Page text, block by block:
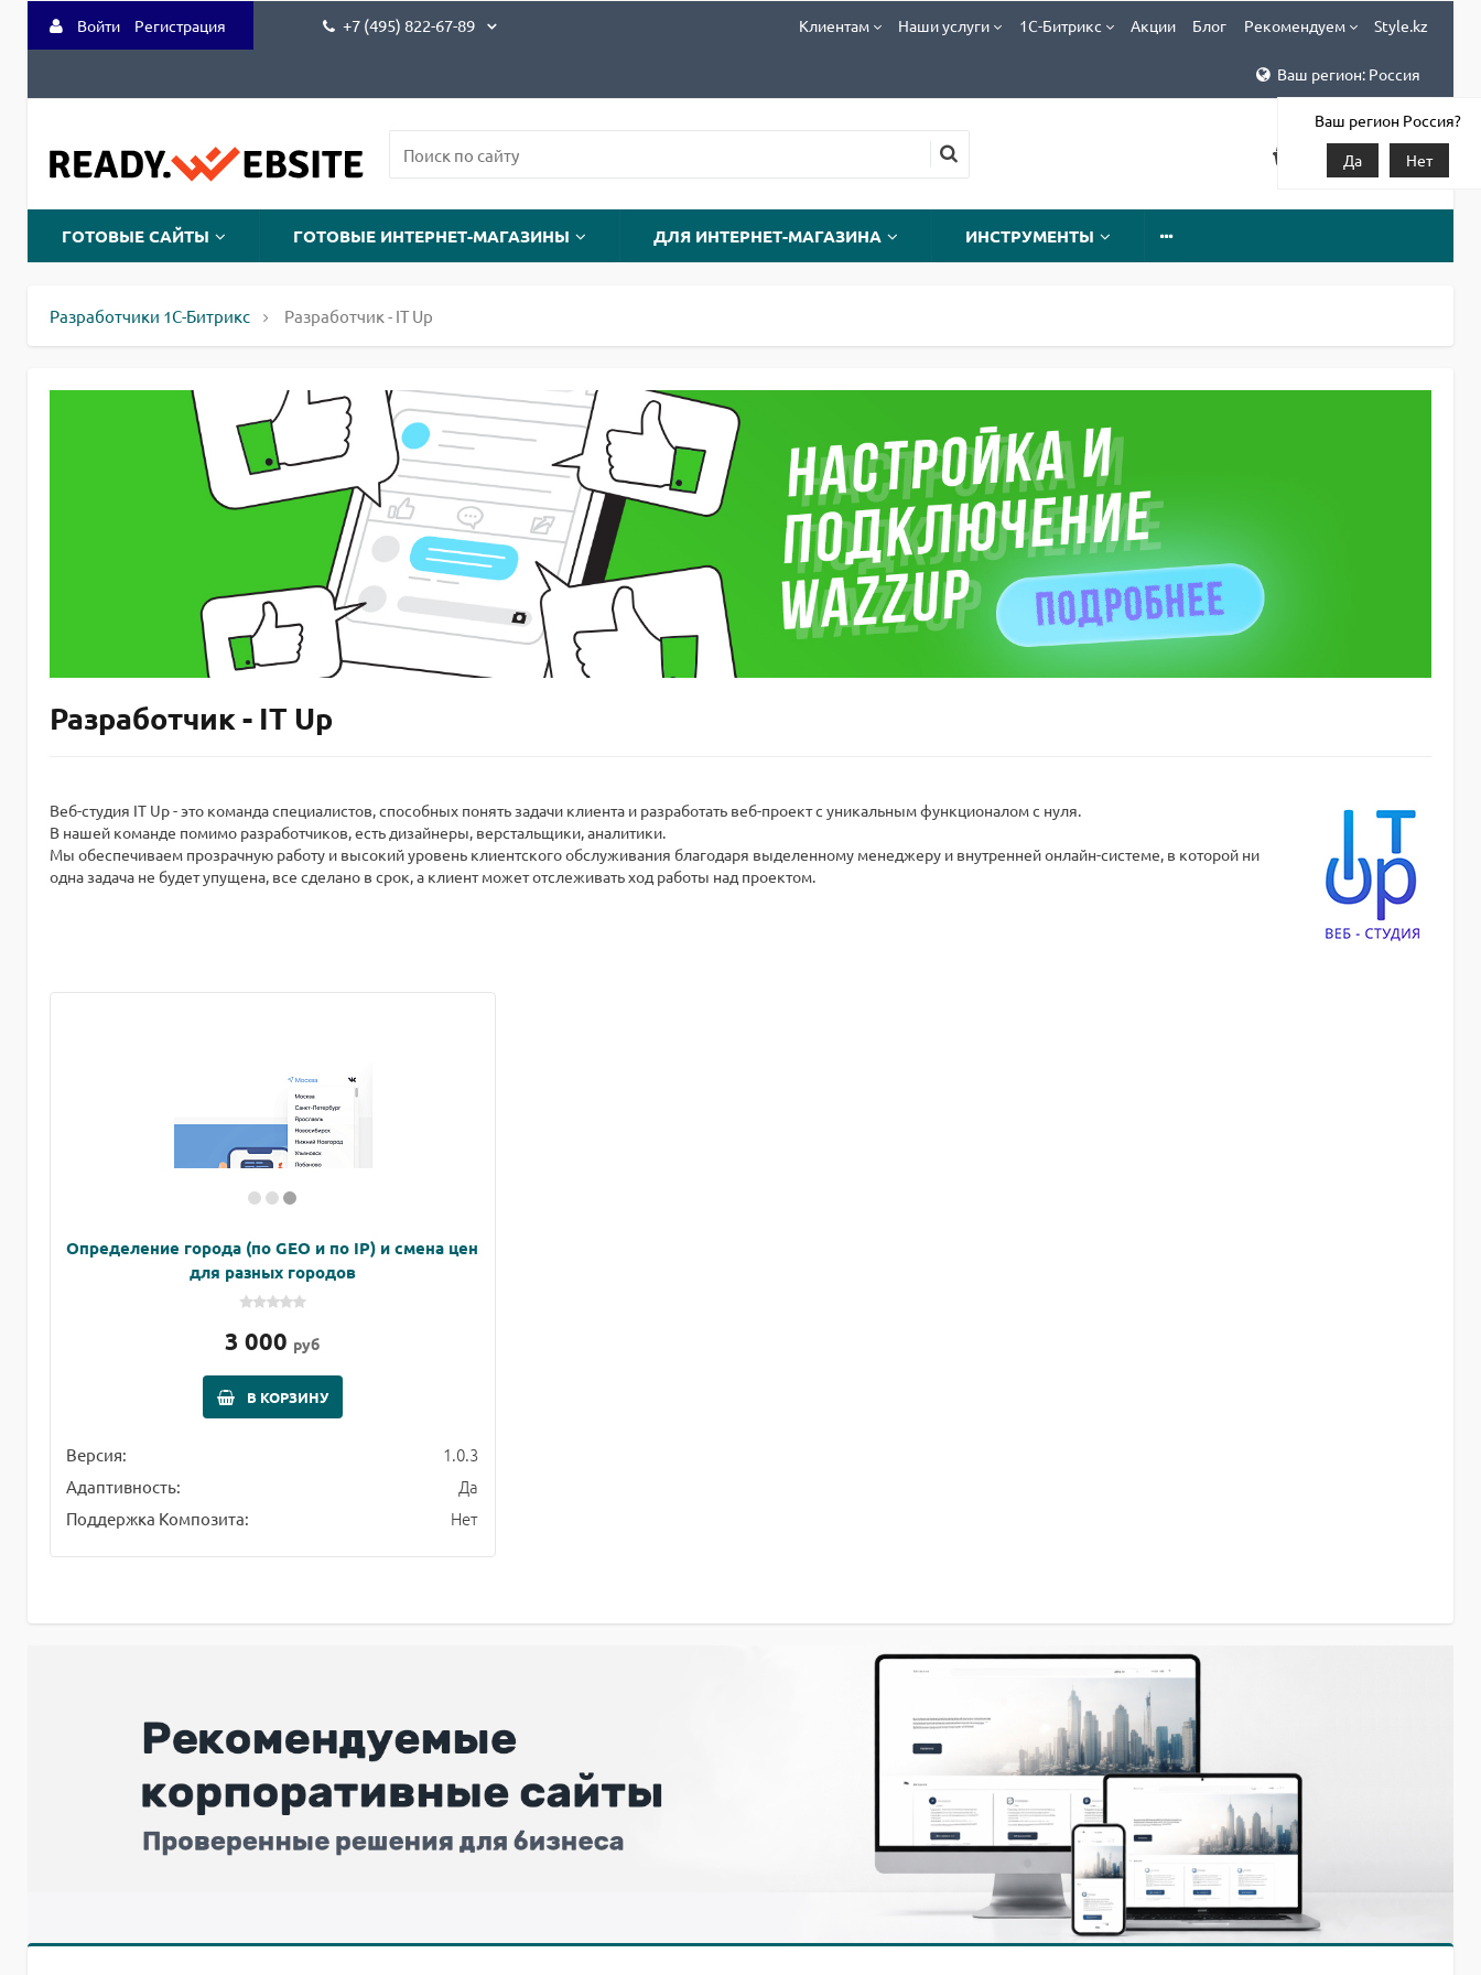
Войти Регистрация +7 (495) 822-67-89 Клиентам Наши услуги 1С-Битрикс Акции Блог Рекомендуем Style.kz
Ваш регион: Россия
Ваш регион Россия?
Да
Нет
ГОТОВЫЕ САЙТЫ ГОТОВЫЕ ИНТЕРНЕТ-МАГАЗИНЫ ДЛЯ ИНТЕРНЕТ-МАГАЗИНА ИНСТРУМЕНТЫ
Разработчики 1С-Битрикс Разработчик - IT Up
Разработчик - IT Up
Веб-студия IT Up - это команда специалистов, способных понять задачи клиента и разработать веб-проект с уникальным функционалом с нуля.
В нашей команде помимо разработчиков, есть дизайнеры, верстальщики, аналитики.
Мы обеспечиваем прозрачную работу и высокий уровень клиентского обслуживания благодаря выделенному менеджеру и внутренней онлайн-системе, в которой ни
одна задача не будет упущена, все сделано в срок, а клиент может отслеживать ход работы над проектом.
Определение города (по GEO и по IP) и смена цен
для разных городов
3 000 руб
В КОРЗИНУ
Версия: 1.0.3
Адаптивность: Да
Поддержка Композита: Нет